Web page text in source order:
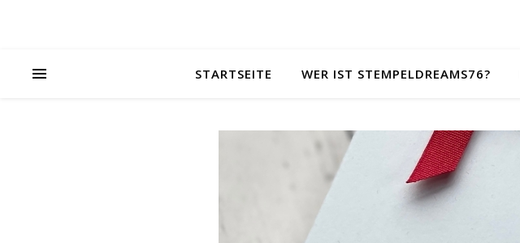
STARTSEITE WER IST STEMPELDREAMS76?